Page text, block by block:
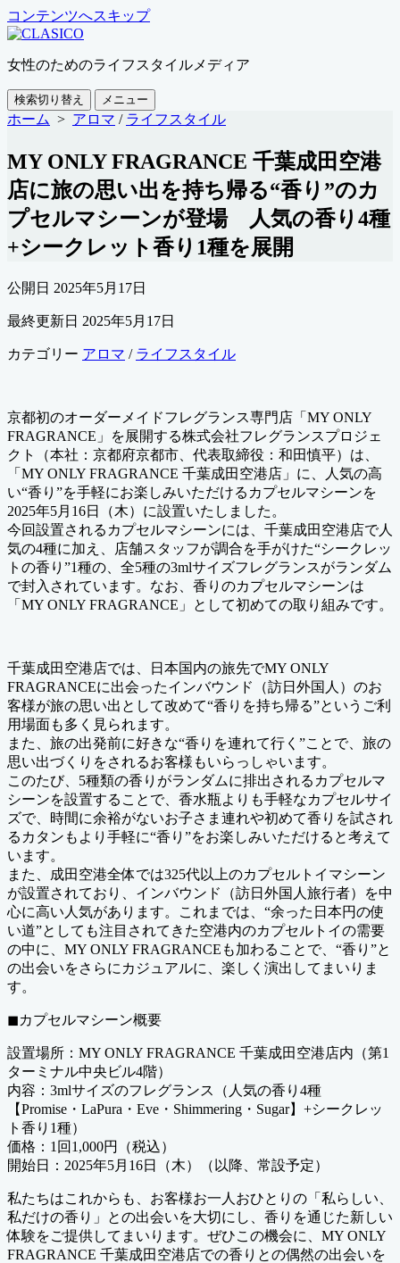
コンテンツへスキップ
女性のためのライフスタイルメディア
検索切り替え メニュー
ホーム > アロマ / ライフスタイル
MY ONLY FRAGRANCE 千葉成田空港
店に旅の思い出を持ち帰る“香り”のカ
プセルマシーンが登場 人気の香り4種
+シークレット香り1種を展開
公開日 2025年5月17日
最終更新日 2025年5月17日
カテゴリー アロマ / ライフスタイル
京都初のオーダーメイドフレグランス専門店「MY ONLY
FRAGRANCE」を展開する株式会社フレグランスプロジェ
クト（本社：京都府京都市、代表取締役：和田慎平）は、
「MY ONLY FRAGRANCE 千葉成田空港店」に、人気の高
い“香り”を手軽にお楽しみいただけるカプセルマシーンを
2025年5月16日（木）に設置いたしました。
今回設置されるカプセルマシーンには、千葉成田空港店で人
気の4種に加え、店舗スタッフが調合を手がけた“シークレッ
トの香り”1種の、全5種の3mlサイズフレグランスがランダム
で封入されています。なお、香りのカプセルマシーンは
「MY ONLY FRAGRANCE」として初めての取り組みです。
千葉成田空港店では、日本国内の旅先でMY ONLY
FRAGRANCEに出会ったインバウンド（訪日外国人）のお
客様が旅の思い出として改めて“香りを持ち帰る”というご利
用場面も多く見られます。
また、旅の出発前に好きな“香りを連れて行く”ことで、旅の
思い出づくりをされるお客様もいらっしゃいます。
このたび、5種類の香りがランダムに排出されるカプセルマ
シーンを設置することで、香水瓶よりも手軽なカプセルサイ
ズで、時間に余裕がないお子さま連れや初めて香りを試され
るカタンもより手軽に“香り”をお楽しみいただけると考えて
います。
また、成田空港全体では325代以上のカプセルトイマシーン
が設置されており、インバウンド（訪日外国人旅行者）を中
心に高い人気があります。これまでは、“余った日本円の使
い道”としても注目されてきた空港内のカプセルトイの需要
の中に、MY ONLY FRAGRANCEも加わることで、“香り”と
の出会いをさらにカジュアルに、楽しく演出してまいりま
す。
◼︎カプセルマシーン概要
設置場所：MY ONLY FRAGRANCE 千葉成田空港店内（第1
ターミナル中央ビル4階）
内容：3mlサイズのフレグランス（人気の香り4種
【Promise・LaPura・Eve・Shimmering・Sugar】+シークレッ
ト香り1種）
価格：1回1,000円（税込）
開始日：2025年5月16日（木）（以降、常設予定）
私たちはこれからも、お客様お一人おひとりの「私らしい、
私だけの香り」との出会いを大切にし、香りを通じた新しい
体験をご提供してまいります。ぜひこの機会に、MY ONLY
FRAGRANCE 千葉成田空港店での香りとの偶然の出会いを